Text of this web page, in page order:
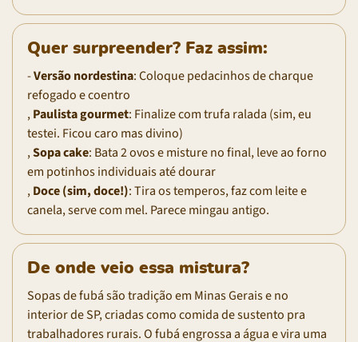
Quer surpreender? Faz assim:
-Versão nordestina: Coloque pedacinhos de charque
refogado e coentro
,Paulista gourmet: Finalize com trufa ralada (sim, eu
testei. Ficou caro mas divino)
,Sopa cake: Bata 2 ovos e misture no final, leve ao forno
em potinhos individuais até dourar
,Doce (sim, doce!): Tira os temperos, faz com leite e
canela, serve com mel. Parece mingau antigo.
De onde veio essa mistura?
Sopas de fubá são tradição em Minas Gerais e no
interior de SP, criadas como comida de sustento pra
trabalhadores rurais. O fubá engrossa a água e vira uma